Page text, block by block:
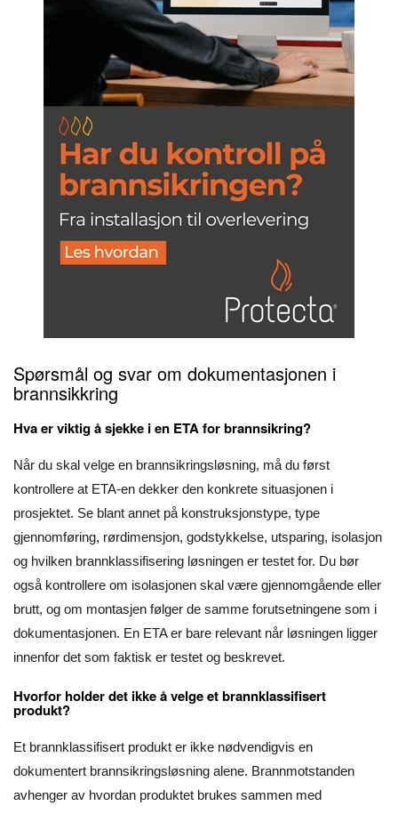
Spørsmål og svar om dokumentasjonen i
brannsikkring
Hva er viktig å sjekke i en ETA for brannsikring?
Når du skal velge en brannsikringsløsning, må du først
kontrollere at ETA-en dekker den konkrete situasjonen i
prosjektet. Se blant annet på konstruksjonstype, type
gjennomføring, rørdimensjon, godstykkelse, utsparing, isolasjon
og hvilken brannklassifisering løsningen er testet for. Du bør
også kontrollere om isolasjonen skal være gjennomgående eller
brutt, og om montasjen følger de samme forutsetningene som i
dokumentasjonen. En ETA er bare relevant når løsningen ligger
innenfor det som faktisk er testet og beskrevet.
Hvorfor holder det ikke å velge et brannklassifisert
produkt?
Et brannklassifisert produkt er ikke nødvendigvis en
dokumentert brannsikringsløsning alene. Brannmotstanden
avhenger av hvordan produktet brukes sammen med